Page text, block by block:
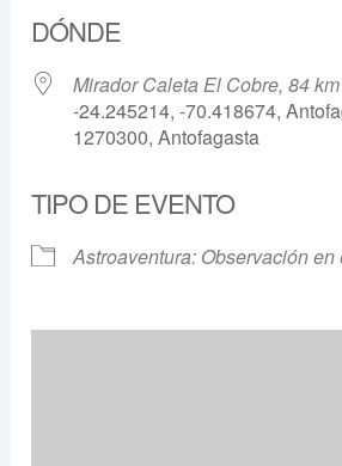
DÓNDE
Mirador Caleta El Cobre, 84
-24.245214, -70.418674,
1270300, Antofagasta
TIPO DE EVENTO
Astroaventura: Observación en